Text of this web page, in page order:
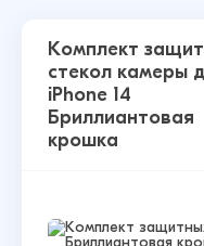
Комплект
стекол камеры
iPhone 14
Бриллиантовая
крошка